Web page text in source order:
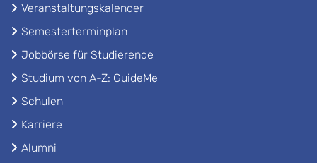
Veranstaltungskalender
Semesterterminplan
Jobbörse für Studierende
Studium von A-Z: GuideMe
Schulen
Karriere
Alumni